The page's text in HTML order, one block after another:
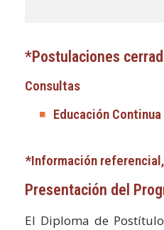
*Postulaciones
Consultas
Educación
*Información
Presentación del
El Diploma de